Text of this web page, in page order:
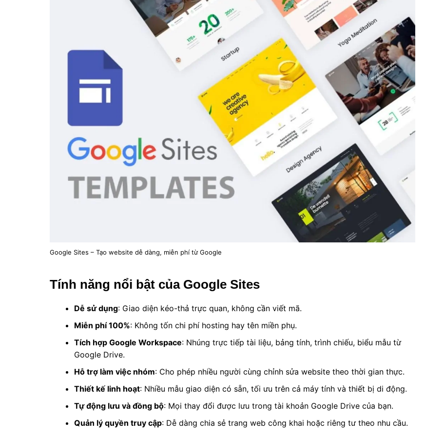
Công nghệ
Giáo dục KT&PL
Giáo dục QP&AN
Giáo dục thể chất
Hoạt động trải nghiệm
Google Sites – Tạo website dễ dàng, miễn phí từ Google
Tính năng nổi bật của Google Sites
Dễ sử dụng: Giao diện kéo-thả trực quan, không cần viết mã.
Miễn phí 100%: Không tốn chi phí hosting hay tên miền phụ.
Tích hợp Google Workspace: Nhúng trực tiếp tài liệu, bảng tính, trình chiếu, biểu mẫu từ
Google Drive.
Hỗ trợ làm việc nhóm: Cho phép nhiều người cùng chỉnh sửa website theo thời gian thực.
Thiết kế linh hoạt: Nhiều mẫu giao diện có sẵn, tối ưu trên cả máy tính và thiết bị di động.
Tự động lưu và đồng bộ: Mọi thay đổi được lưu trong tài khoản Google Drive của bạn.
Quản lý quyền truy cập: Dễ dàng chia sẻ trang web công khai hoặc riêng tư theo nhu cầu.